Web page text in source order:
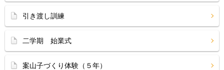
引き渡し訓練
二学期 始業式
案山子づくり体験（５年）